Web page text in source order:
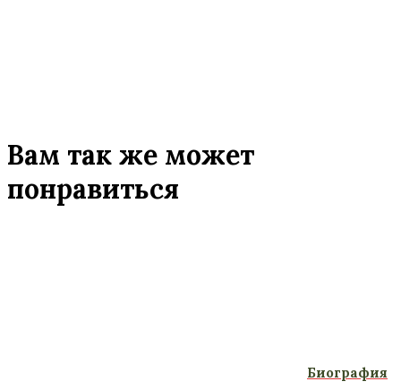
Вам так же может
понравиться
Биография